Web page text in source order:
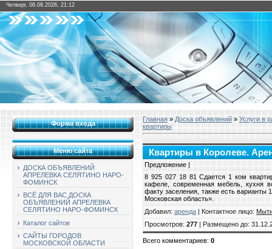
Четверг, 06.08.2026, 21:12
Форма входа
Меню сайта
ДОСКА ОБЪЯВЛЕНИЙ
АПРЕЛЕВКА СЕЛЯТИНО НАРО-
ФОМИНСК
ВСЁ ДЛЯ ВАС ДОСКА
ОБЪЯВЛЕНИЙ АПРЕЛЕВКА
СЕЛЯТИНО НАРО-ФОМИНСК
Каталог сайтов
САЙТЫ ГОРОДОВ
МОСКОВСКОЙ ОБЛАСТИ
Главная » Доска объявлений » Услуги в
квартиры
Квартиры в Королеве.
Предложение |
8 925 027 18 81 Сдается 1 ком
кафеле, современная мебель, кухня
факту заселения, также есть
Московская область».
Добавил: аренда | Контактное лицо:
Просмотров: 277 | Размещено до:
Всего комментариев: 0